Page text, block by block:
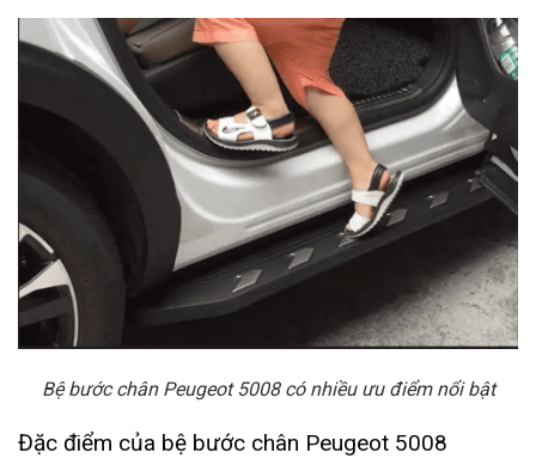
Bệ bước chân Peugeot 5008 có nhiều ưu điểm nổi bật
Đặc điểm của bệ bước chân Peugeot 5008